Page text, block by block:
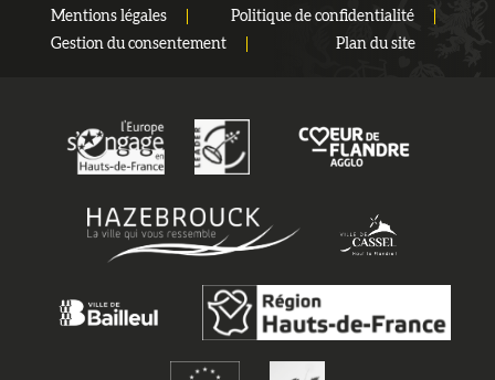
Mentions légales
Politique de confidentialité
Gestion du consentement
Plan du site